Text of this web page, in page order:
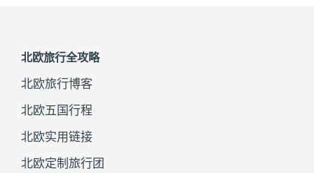
北欧旅行全攻略
北欧旅行博客
北欧五国行程
北欧实用链接
北欧定制旅行团